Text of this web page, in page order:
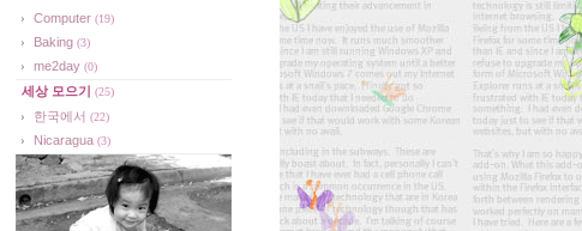
Computer (19)
Baking (3)
me2day (0)
세상 모으기 (25)
한국에서 (22)
Nicaragua (3)